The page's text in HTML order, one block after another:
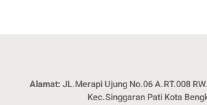
Alamat: JL.Merapi Ujung No.06 A.RT.008
Kec.Singgaran Pati Kota